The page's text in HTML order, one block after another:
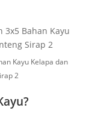
Kayu Kelapa dan
2